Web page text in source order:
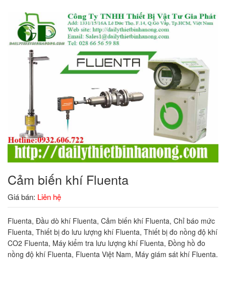
Cảm biến khí Fluenta
Giá bán: Liên hệ
Fluenta, Đầu dò khí Fluenta, Cảm biến khí Fluenta, Chỉ báo mức
Fluenta, Thiết bị đo lưu lượng khí Fluenta, Thiết bị đo nồng độ khí
CO2 Fluenta, Máy kiểm tra lưu lượng khí Fluenta, Đồng hồ đo
nồng độ khí Fluenta, Fluenta Việt Nam, Máy giám sát khí Fluenta.